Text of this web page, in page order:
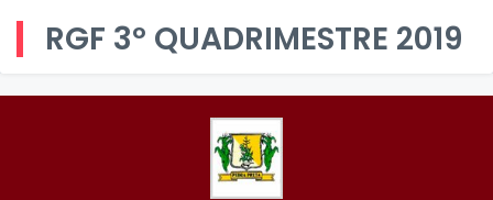
RGF 3º QUADRIMESTRE 2019